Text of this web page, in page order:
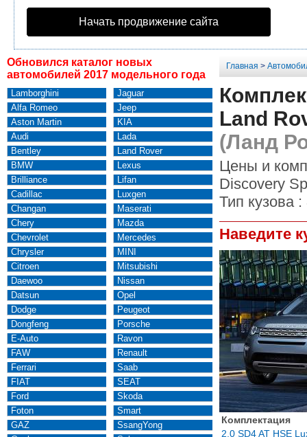
Начать продвижение сайта
Обновился каталог новых
автомобилей 2017 модельного года
Lamborghini
Alfa Romeo
Aston Martin
Audi
Bentley
BMW
Brilliance
Cadillac
Changan
Chery
Chevrolet
Chrysler
Citroen
Daewoo
Datsun
Dodge
Dongfeng
E-Auto
FAW
Ferrari
FIAT
Ford
Foton
GAZ
Jaguar
Jeep
KIA
Lada
Land Rover
Lexus
Lifan
Luxgen
Maserati
Mazda
Mercedes
MINI
Mitsubishi
Nissan
Opel
Peugeot
Porsche
Ravon
Renault
Saab
SEAT
Skoda
Smart
SsangYong
Главная >
Land
(Ланд
Цены и
Discovery
Тип кузова :
Наведите
Комплектация
2.0 SD4 AT HSE